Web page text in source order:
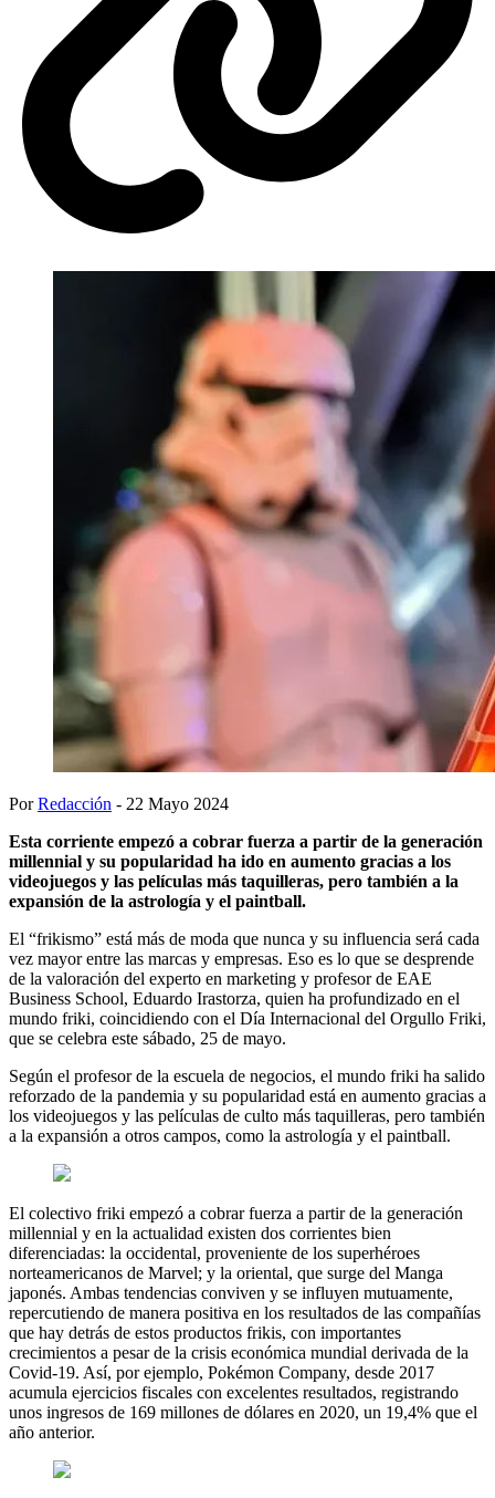
PorRedacción - 22 Mayo 2024
Esta corriente empezó a cobrar fuerza a partir de la generación
millennial y su popularidad ha ido en aumento gracias a los
videojuegos y las películas más taquilleras, pero también a la
expansión de la astrología y el paintball.
El “frikismo” está más de moda que nunca y su influencia será cada
vez mayor entre las marcas y empresas. Eso es lo que se desprende
de la valoración del experto en marketing y profesor de EAE
Business School, Eduardo Irastorza, quien ha profundizado en el
mundo friki, coincidiendo con el Día Internacional del Orgullo Friki,
que se celebra este sábado, 25 de mayo.
Según el profesor de la escuela de negocios, el mundo friki ha salido
reforzado de la pandemia y su popularidad está en aumento gracias a
los videojuegos y las películas de culto más taquilleras, pero también
a la expansión a otros campos, como la astrología y el paintball.
El colectivo friki empezó a cobrar fuerza a partir de la generación
millennial y en la actualidad existen dos corrientes bien
diferenciadas: la occidental, proveniente de los superhéroes
norteamericanos de Marvel; y la oriental, que surge del Manga
japonés. Ambas tendencias conviven y se influyen mutuamente,
repercutiendo de manera positiva en los resultados de las compañías
que hay detrás de estos productos frikis, con importantes
crecimientos a pesar de la crisis económica mundial derivada de la
Covid-19. Así, por ejemplo, Pokémon Company, desde 2017
acumula ejercicios fiscales con excelentes resultados, registrando
unos ingresos de 169 millones de dólares en 2020, un 19,4% que el
año anterior.